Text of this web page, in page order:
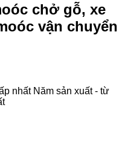
chở gỗ, xe
vận chuyển
nhất Năm sản xuất - từ